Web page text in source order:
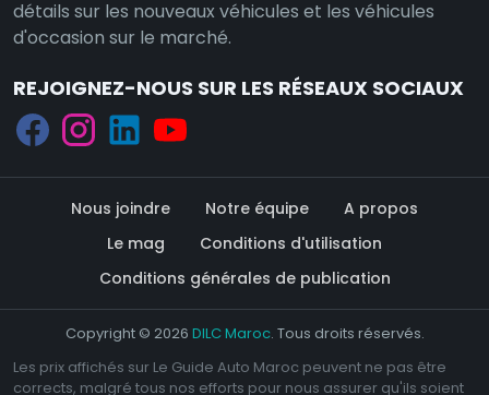
détails sur les nouveaux véhicules et les véhicules
d'occasion sur le marché.
REJOIGNEZ-NOUS SUR LES RÉSEAUX SOCIAUX
Nous joindre Notre équipe
A propos
Le mag
Conditions d'utilisation
Conditions générales de publication
Copyright © 2026 DILC Maroc. Tous droits réservés.
Les prix affichés sur Le Guide Auto Maroc peuvent ne pas être
corrects, malgré tous nos efforts pour nous assurer qu'ils soient